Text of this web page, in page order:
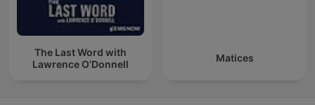
The Last Word with
Lawrence O’Donnell
Matices